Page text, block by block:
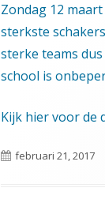
Zondag 12
sterkste
sterke teams
school is
Kijk hier voor de
Gepubliceerd
februari 21, 2017